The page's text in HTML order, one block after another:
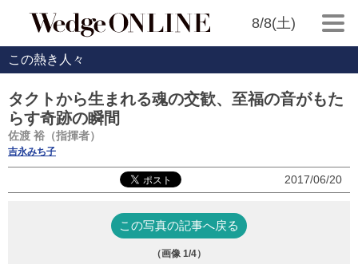
8/8(土)
この熱き人々
タクトから生まれる魂の交歓、至福の音がもた
らす奇跡の瞬間
佐渡 裕（指揮者）
吉永みち子
2017/06/20
この写真の記事へ戻る
（画像 1/4）